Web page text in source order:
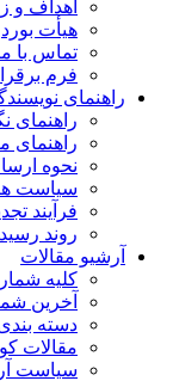
اهداف و
هیأت بورد
تماس با ما
فرم
راهنمای
راهنمای
راهنمای
نحوه ارسال
سیاست
فرآیند
روند
آرشیو مقالات
کلیه
آخرین
دسته بندی
مقالات کووید
سیاست